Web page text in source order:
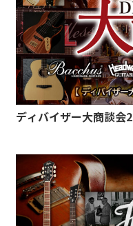
ディバイザー大商談会